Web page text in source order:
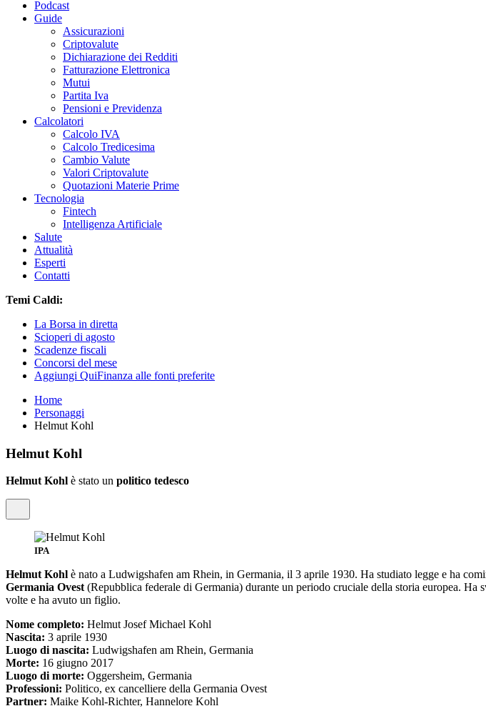
Podcast
Guide
Assicurazioni
Criptovalute
Dichiarazione dei Redditi
Fatturazione Elettronica
Mutui
Partita Iva
Pensioni e Previdenza
Calcolatori
Calcolo IVA
Calcolo Tredicesima
Cambio Valute
Valori Criptovalute
Quotazioni Materie Prime
Tecnologia
Fintech
Intelligenza Artificiale
Salute
Attualità
Esperti
Contatti
Temi Caldi:
La Borsa in diretta
Scioperi di agosto
Scadenze fiscali
Concorsi del mese
Aggiungi QuiFinanza alle fonti preferite
Home
Personaggi
Helmut Kohl
Helmut Kohl
Helmut Kohl è stato un politico tedesco
IPA
Helmut Kohl è nato a Ludwigshafen am Rhein, in Germania, il 3 aprile 1930. Ha studiato legge e ha
Germania Ovest (Repubblica federale di Germania) durante un periodo cruciale della storia europea. Ha
volte e ha avuto un figlio.
Nome completo: Helmut Josef Michael Kohl
Nascita: 3 aprile 1930
Luogo di nascita: Ludwigshafen am Rhein, Germania
Morte: 16 giugno 2017
Luogo di morte: Oggersheim, Germania
Professioni: Politico, ex cancelliere della Germania Ovest
Partner: Maike Kohl-Richter, Hannelore Kohl